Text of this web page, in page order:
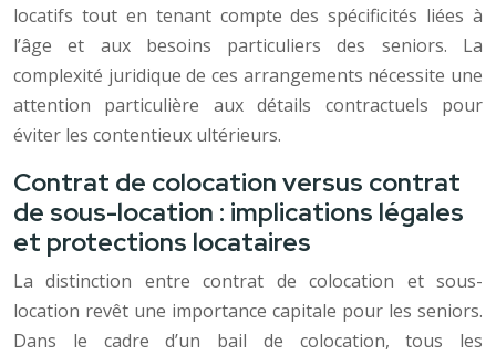
locatifs tout en tenant compte des spécificités liées à
l’âge et aux besoins particuliers des seniors. La
complexité juridique de ces arrangements nécessite une
attention particulière aux détails contractuels pour
éviter les contentieux ultérieurs.
Contrat de colocation versus contrat
de sous-location : implications légales
et protections locataires
La distinction entre contrat de colocation et sous-
location revêt une importance capitale pour les seniors.
Dans le cadre d’un bail de colocation, tous les